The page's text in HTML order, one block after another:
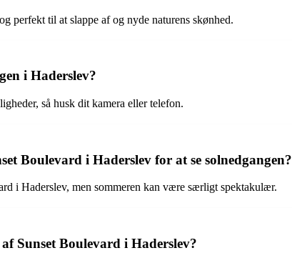
perfekt til at slappe af og nyde naturens skønhed.
i Haderslev?
så husk dit kamera eller telefon.
Boulevard i Haderslev for at se solnedgangen?
i Haderslev, men sommeren kan være særligt spektakulær.
Sunset Boulevard i Haderslev?